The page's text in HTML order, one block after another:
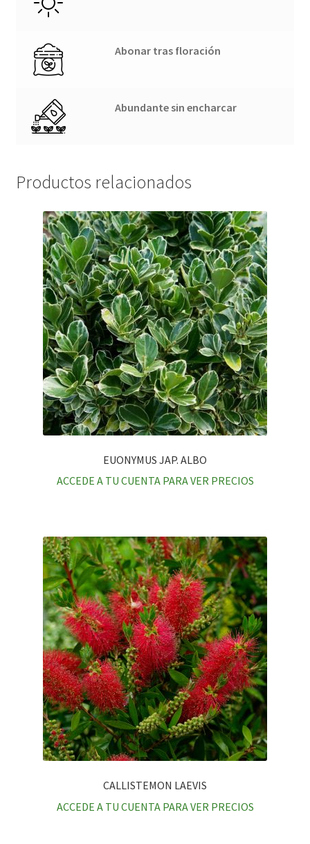
Abonar tras floración
Abundante sin encharcar
Productos relacionados
EUONYMUS JAP. ALBO
ACCEDE A TU CUENTA PARA VER PRECIOS
CALLISTEMON LAEVIS
ACCEDE A TU CUENTA PARA VER PRECIOS